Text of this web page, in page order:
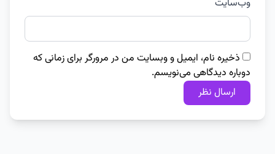
وب‌سایت
ذخیره نام، ایمیل و وبسایت من در مرورگر برای زمانی که
دوباره دیدگاهی می‌نویسم.